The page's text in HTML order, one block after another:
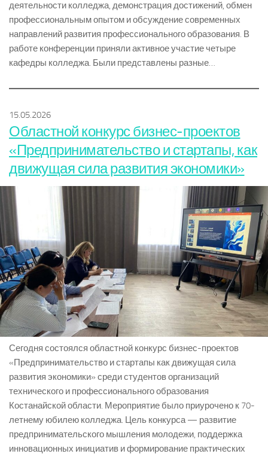
деятельности колледжа, демонстрация достижений, обмен
профессиональным опытом и обсуждение современных
направлений развития профессионального образования. В
работе конференции приняли активное участие четыре
кафедры колледжа. Были представлены разные…
15.05.2026
Областной конкурс бизнес-проектов
«Предпринимательство и стартапы, как
движущая сила развития экономики»
Сегодня состоялся областной конкурс бизнес-проектов
«Предпринимательство и стартапы как движущая сила
развития экономики» среди студентов организаций
технического и профессионального образования
Костанайской области. Мероприятие было приурочено к 70-
летнему юбилею колледжа. Цель конкурса — развитие
предпринимательского мышления молодежи, поддержка
инновационных инициатив и формирование практических